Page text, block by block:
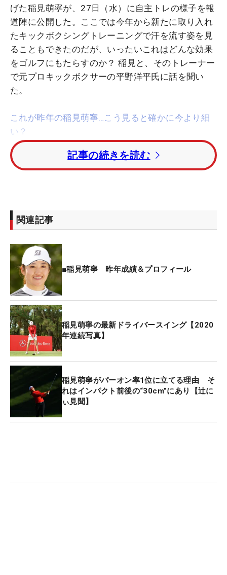
げた稲見萌寧が、27日（水）に自主トレの様子を報
道陣に公開した。ここでは今年から新たに取り入れ
たキックボクシングトレーニングで汗を流す姿を見
ることもできたのだが、いったいこれはどんな効果
をゴルフにもたらすのか？ 稲見と、そのトレーナー
で元プロキックボクサーの平野洋平氏に話を聞い
た。
これが昨年の稲見萌寧…こう見ると確かに今より細
い？
この冬、稲見は「シーズン終盤になると疲れで痩せ
てくる。（体重は）落ちてはしまうけど、その貯金
いが、一緒に行う加重トレーニングや食事改善の効
果もあいまって、すでに5キロの体重増加に成功し
一度体を沈ませ、腰をしっかり回すことを意識して
いるような動きのなかから、平野氏が構えるミット
目がけてパンチ、キックが繰り出される。1ラウン
ド3分で、これを2ラウンド。加重トレーニングの後
に行っていることもあるが、「（3分と聞くと）楽
に感じるけど、むっちゃ長い！」という時間が過ぎ
ると、肩で息をし、足もパンパンといった様子だ。
稲見自身は、その練習の効果について「体の回転、
腰のキレと瞬発力、上半身のねじれがスイングのス
ムーズさを生むと思う。これまではアドレスした時
に、体が固まって動かないと思いながら打っていた
記事の続きを読む
関連記事
■稲見萌寧 昨年成績＆プロフィール
稲見萌寧の最新ドライバースイング【2020
年連続写真】
稲見萌寧がパーオン率1位に立てる理由 そ
れはインパクト前後の“30cm”にあり【辻に
ぃ見聞】